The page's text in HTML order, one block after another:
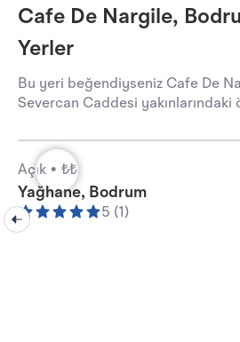
Cafe De Nargile,
Yerler
Bu yeri beğendiyseniz Cafe De
Severcan Caddesi yakınlarındaki
Açık • ₺₺
Yağhane, Bodrum
5 (1)